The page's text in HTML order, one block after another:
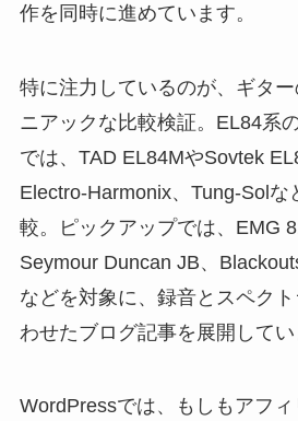
作を同時に進めています。
特に注力しているのが、ギタ
ニアックな比較検証。EL84系
では、TAD EL84MやSovtek
Electro-Harmonix、Tung-Solな
較。ピックアップでは、EMG
Seymour Duncan JB、
などを対象に、録音とスペク
わせたブログ記事を展開してい
WordPressでは、もしもアフ